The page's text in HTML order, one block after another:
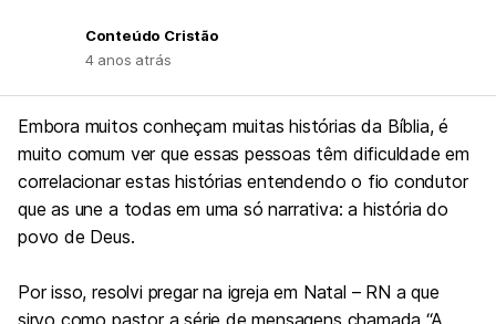
Conteúdo Cristão
4 anos atrás
Embora muitos conheçam muitas histórias da Bíblia, é
muito comum ver que essas pessoas têm dificuldade em
correlacionar estas histórias entendendo o fio condutor
que as une a todas em uma só narrativa: a história do
povo de Deus.
Por isso, resolvi pregar na igreja em Natal – RN a que